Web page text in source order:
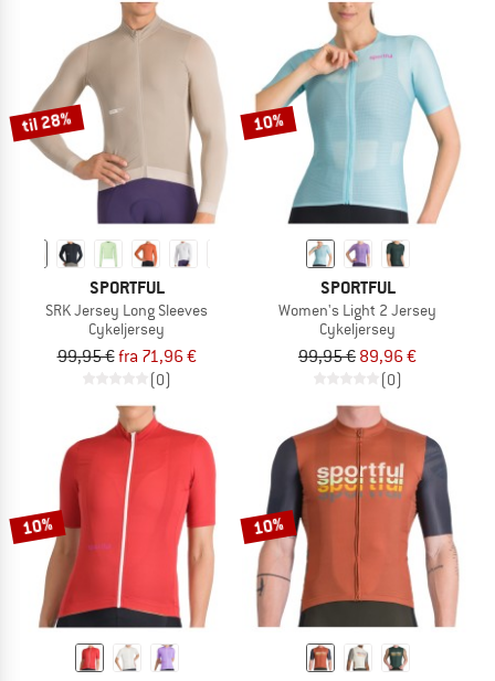
til 28%
SPORTFUL
SRK Jersey Long Sleeves
Cykeljersey
99,95 €fra 71,96 €
(0)
10%
SPORTFUL
Women's Light 2 Jersey
Cykeljersey
99,95 € 89,96 €
(0)
10% 10%